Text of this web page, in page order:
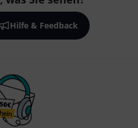
Hilfe & Feedback